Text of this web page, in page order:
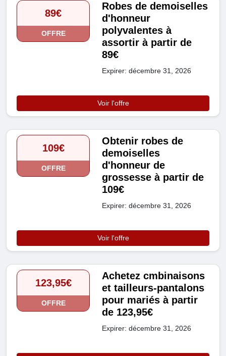
89€
OFFRE
Robes de demoiselles
d'honneur
polyvalentes à
assortir à partir de
89€
Expirer: décembre 31, 2026
Voir l'offre
109€
OFFRE
Obtenir robes de
demoiselles
d'honneur de
grossesse à partir de
109€
Expirer: décembre 31, 2026
Voir l'offre
123,95€
OFFRE
Achetez cmbinaisons
et tailleurs-pantalons
pour mariés à partir
de 123,95€
Expirer: décembre 31, 2026